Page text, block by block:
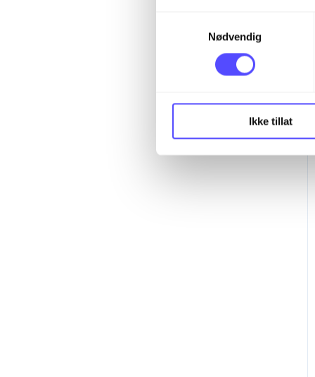
v
Nødvendig
Ikke tillat